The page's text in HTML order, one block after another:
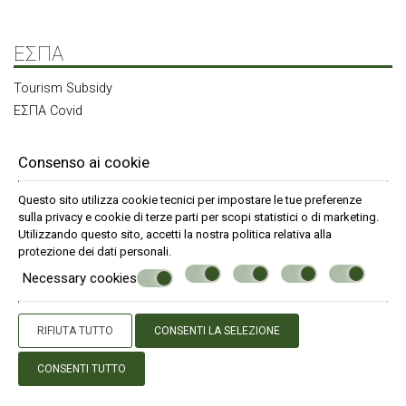
Loft con Vista su Atene, Jacuzzi e Terrazza Privata
ΕΣΠΑ
Tourism Subsidy
ΕΣΠΑ Covid
© Powered by Marinet
︿
Consenso ai cookie
Questo sito utilizza cookie tecnici per impostare le tue preferenze
sulla privacy e cookie di terze parti per scopi statistici o di marketing.
Utilizzando questo sito, accetti la nostra politica relativa alla
protezione dei dati personali
Necessary cookies
RIFIUTA TUTTO CONSENTI LA SELEZIONE
CONSENTI TUTTO